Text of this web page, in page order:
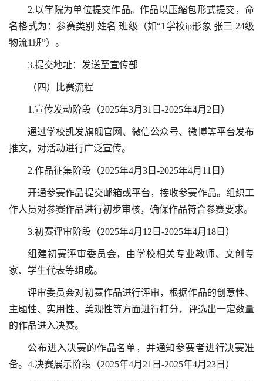
2.以学院为单位提交作品。作品以压缩包形式提交，命
名格式为：参赛类别 姓名 班级（如“1学校ip形象 张三 24级
物流1班”）。
3.提交地址：发送至宣传部
（四）比赛流程
1.宣传发动阶段（2025年3月31日-2025年4月2日）
通过学校凯发旗舰官网、微信公众号、微博等平台发布
推文，对活动进行广泛宣传。
2.作品征集阶段（2025年4月3日-2025年4月11日）
开通参赛作品提交邮箱或平台，接收参赛作品。组织工
作人员对参赛作品进行初步审核，确保作品符合参赛要求。
3.初赛评审阶段（2025年4月12日-2025年4月18日）
组建初赛评审委员会，由学校相关专业教师、文创专
家、学生代表等组成。
评审委员会对初赛作品进行评审，根据作品的创意性、
主题性、实用性、美观性等方面进行打分，评选出一定数量
的作品进入决赛。
公布进入决赛的作品名单，并通知参赛者进行决赛准
备。4.决赛展示阶段（2025年4月21日-2025年4月23日）